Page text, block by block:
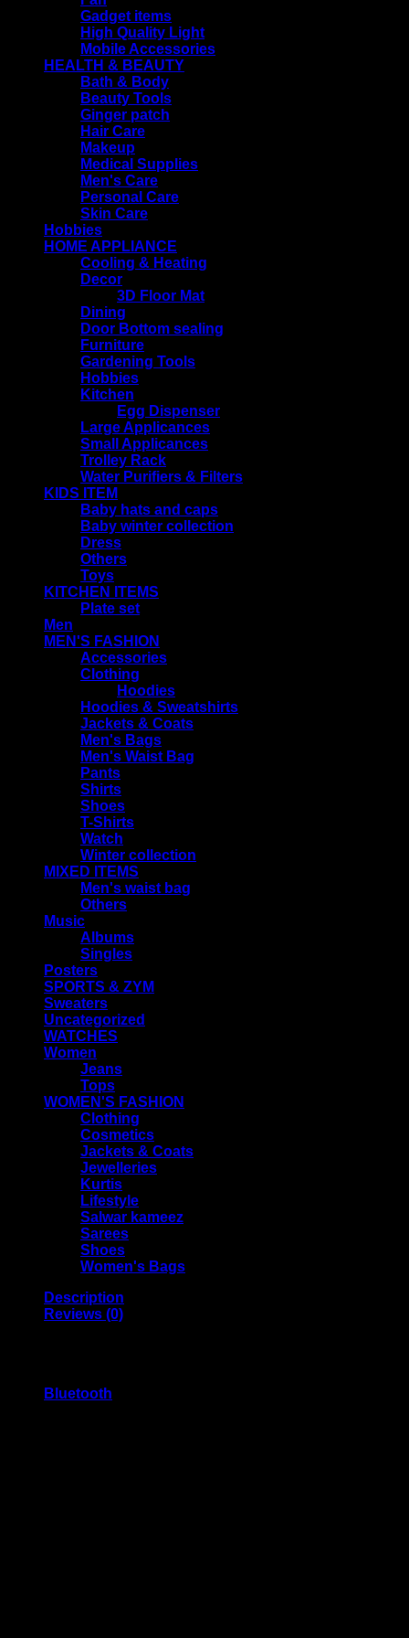
Gadget items
High Quality Light
Mobile Accessories
HEALTH & BEAUTY
Bath & Body
Beauty Tools
Ginger patch
Hair Care
Makeup
Medical Supplies
Men's Care
Personal Care
Skin Care
Hobbies
HOME APPLIANCE
Cooling & Heating
Decor
3D Floor Mat
Dining
Door Bottom sealing
Furniture
Gardening Tools
Hobbies
Kitchen
Egg Dispenser
Large Applicances
Small Applicances
Trolley Rack
Water Purifiers & Filters
KIDS ITEM
Baby hats and caps
Baby winter collection
Dress
Others
Toys
KITCHEN ITEMS
Plate set
Men
MEN'S FASHION
Accessories
Clothing
Hoodies
Hoodies & Sweatshirts
Jackets & Coats
Men's Bags
Men's Waist Bag
Pants
Shirts
Shoes
T-Shirts
Watch
Winter collection
MIXED ITEMS
Men's waist bag
Others
Music
Albums
Singles
Posters
SPORTS & ZYM
Sweaters
Uncategorized
WATCHES
Women
Jeans
Tops
WOMEN'S FASHION
Clothing
Cosmetics
Jackets & Coats
Jewelleries
Kurtis
Lifestyle
Salwar kameez
Sarees
Shoes
Women's Bags
Description
Reviews (0)
Bluetooth